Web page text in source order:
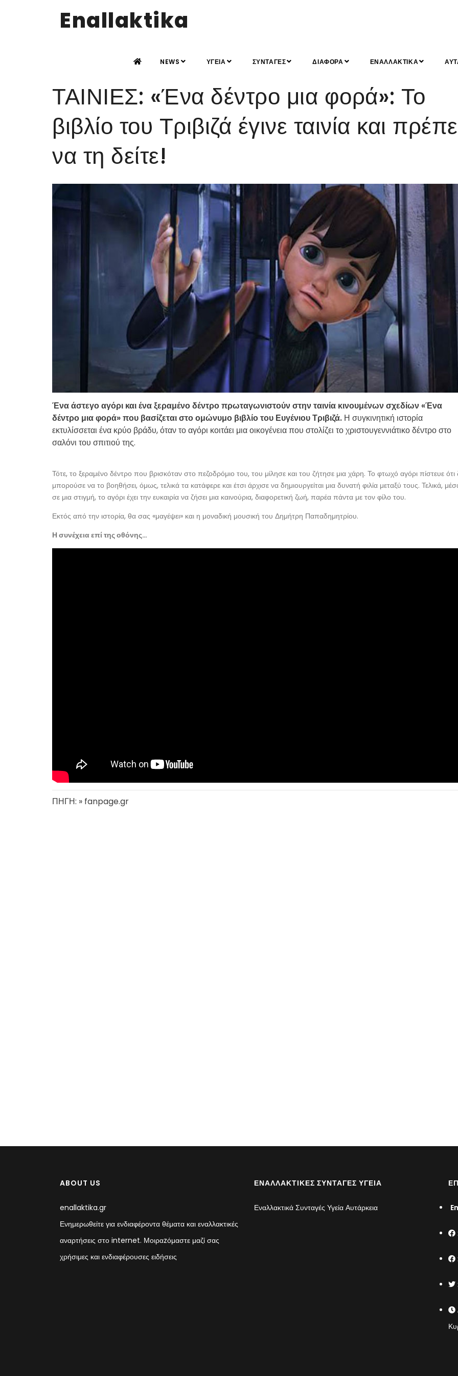
Enallaktika
NEWS ΥΓΕΙΑ ΣΥΝΤΑΓΕΣ ΔΙΑΦΟΡΑ ΕΝΑΛΛΑΚΤΙΚΑ
ΤΑΙΝΙΕΣ: «Ένα δέντρο μια φορά»: Το
βιβλίο του Τριβιζά έγινε ταινία και
να τη δείτε!
Ένα άστεγο αγόρι και ένα ξεραμένο δέντρο πρωταγωνιστούν στην ταινία κινουμένων σχεδίων «Ένα
δέντρο μια φορά» που βασίζεται στο ομώνυμο βιβλίο του Ευγένιου Τριβιζά. Η συγκινητική ιστορία
εκτυλίσσεται ένα κρύο βράδυ, όταν το αγόρι κοιτάει μια οικογένεια που στολίζει το χριστουγεννιάτικο δέντρο στο
σαλόνι του σπιτιού της.
Τότε, το ξεραμένο δέντρο που βρισκόταν στο πεζοδρόμιο του, του μίλησε και του ζήτησε μια χάρη. Το φτωχό αγόρι πίστευε ότι
μπορούσε να το βοηθήσει, όμως, τελικά τα κατάφερε και έτσι άρχισε να δημιουργείται μια δυνατή φιλία μεταξύ τους. Τελικά,
σε μια στιγμή, το αγόρι έχει την ευκαιρία να ζήσει μια καινούρια, διαφορετική ζωή, παρέα πάντα με τον φίλο του.
Εκτός από την ιστορία, θα σας «μαγέψει» και η μοναδική μουσική του Δημήτρη Παπαδημητρίου.
Η συνέχεια επί της οθόνης…
ΠΗΓΗ: » fanpage.gr
ABOUT US
enallaktika.gr
Ενημερωθείτε για ενδιαφέροντα θέματα και εναλλακτικές
αναρτήσεις στο internet. Μοιραzόμαστε μαζί σας
χρήσιμες και ενδιαφέρουσες ειδήσεις
ΕΝΑΛΛΑΚΤΙΚΈΣ ΣΥΝΤΑΓΈΣ ΥΓΕΊΑ
Εναλλακτικά Συνταγές Υγεία Αυτάρκεια
:
:
: